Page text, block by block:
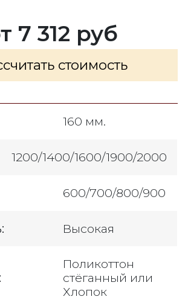
7 312 руб
стоимость
160 мм.
1200/1400/1600/1900/2000
600/700/800/900
Высокая
Поликоттон
стёганный или
Хлопок